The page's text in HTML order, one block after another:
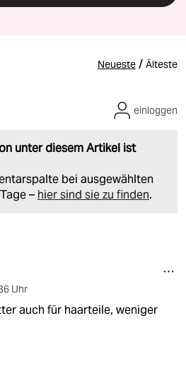
Neueste / Älteste
unter diesem Artikel ist
bei ausgewählten
– hier sind sie zu finden.
einloggen
Uhr
auch für haarteile, weniger